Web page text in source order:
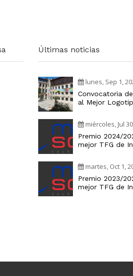
Últimas noticias
lunes, Sep 1,
Convocatoria
al Mejor
miércoles, Jul
Premio 2024/
mejor TFG de
martes, Oct 1,
Premio 2023/
mejor TFG de